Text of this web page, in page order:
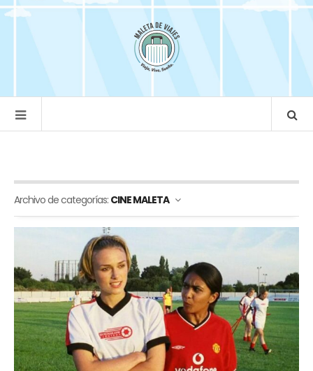
Archivo de categorías: CINE MALETA